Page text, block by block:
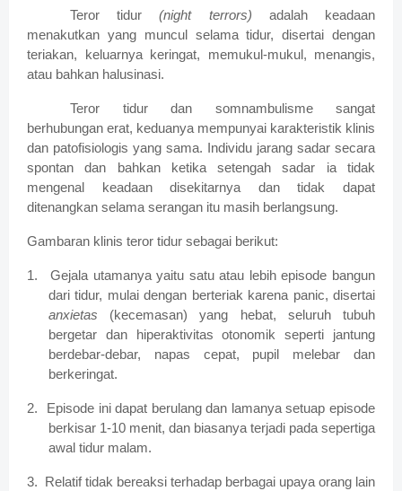
Teror tidur(night terrors) adalah keadaan
menakutkan yang muncul selama tidur, disertai dengan
teriakan, keluarnya keringat, memukul-mukul, menangis,
atau bahkan halusinasi.
Teror tidur dan somnambulisme sangat
berhubungan erat, keduanya mempunyai karakteristik klinis
dan patofisiologis yang sama. Individu jarang sadar secara
spontan dan bahkan ketika setengah sadar ia tidak
mengenal keadaan disekitarnya dan tidak dapat
ditenangkan selama serangan itu masih berlangsung.
Gambaran klinis teror tidur sebagai berikut:
1.
Gejala utamanya yaitu satu atau lebih episode bangun
dari tidur, mulai dengan berteriak karena panic, disertai
anxietas (kecemasan) yang hebat, seluruh tubuh
bergetar dan hiperaktivitas otonomik seperti jantung
berdebar-debar, napas cepat, pupil melebar dan
berkeringat.
2.
Episode ini dapat berulang dan lamanya setuap episode
berkisar 1-10 menit, dan biasanya terjadi pada sepertiga
awal tidur malam.
3. Relatif tidak bereaksi terhadap berbagai upaya orang lain